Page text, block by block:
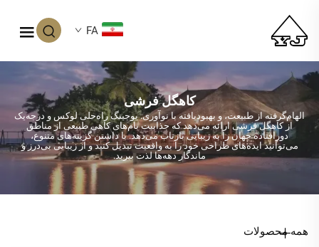
FA
کاهگل فرشی
الهام‌گرفته از طبیعت، و بهبودیافته با نوآوری. یوجینگ راه‌حلی لوکس و درجه‌یک
از کاهگل فرشی ارائه می‌دهد که جذابیت بام‌های کاهی طبیعی از مناطق
دورافتاده جهان را به زیبایی بازتاب می‌دهد. با داشتن گزینه‌های متنوع،
می‌توانید ایده‌های طراحی خود را به واقعیت تبدیل کنید و از زیبایی بی‌درز و
ماندگار دهه‌ها لذت ببرید.
همه محصولات